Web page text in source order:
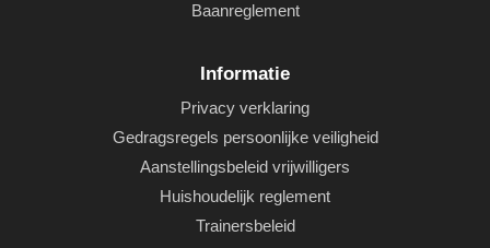
Baanreglement
Informatie
Privacy verklaring
Gedragsregels persoonlijke veiligheid
Aanstellingsbeleid vrijwilligers
Huishoudelijk reglement
Trainersbeleid